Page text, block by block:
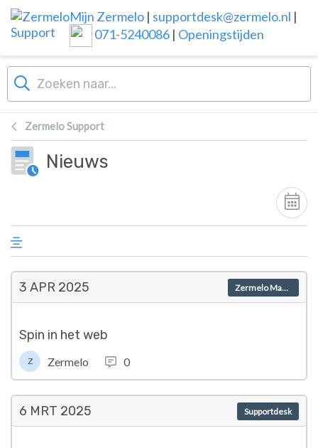
Overslaan naar hoofdinhoud
Mijn Zermelo | supportdesk@zermelo.nl |
071-5240086 | Openingstijden
Zermelo Support
Nieuws
3 APR 2025
Spin in het web
Z Zermelo 0
Zermelo Magazine
6 MRT 2025 Supportdesk